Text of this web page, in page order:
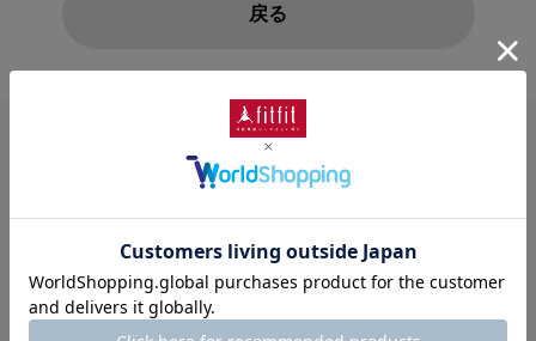
戻る
MAIL MAGAZINE
メルマガ登録
新入荷やセール情報をいちはやくお届けします。